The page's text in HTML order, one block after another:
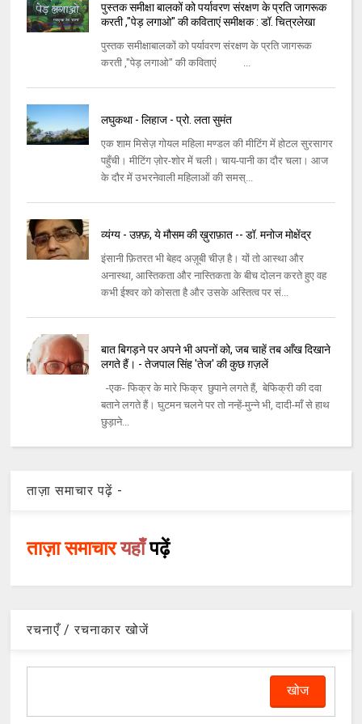
पुस्तक समीक्षा बालकों को पर्यावरण संरक्षण के प्रति जागरूक
करती ,"पेड़ लगाओ" की कविताएं समीक्षक : डॉ. चित्रलेखा
पुस्तक समीक्षाबालकों को पर्यावरण संरक्षण के प्रति जागरूक
करती ,"पेड़ लगाओ" की कविताएं ...
लघुकथा - लिहाज - प्रो. लता सुमंत
एक शाम मिसेज़ गोयल महिला मण्डल की मीटिंग में होटल सुरसागर
पहुँची। मीटिंग ज़ोर-शोर में चली। चाय-पानी का दौर चला। आज
के दौर में उभरनेवाली महिलाओं की समस्...
व्यंग्य - उफ़्फ़, ये मौसम की ख़ुराफ़ात -- डॉ. मनोज मोक्षेंद्र
इंसानी फ़ितरत भी बेहद अज़ूबी चीज़ है। यों तो आस्था और
अनास्था, आस्तिकता और नास्तिकता के बीच दोलन करते हुए वह
कभी ईश्वर को कोसता है और उसके अस्तित्व पर सं...
बात बिगड़ने पर अपने भी अपनों को, जब चाहें तब आँख दिखाने
लगते हैं। - तेजपाल सिंह 'तेज' की कुछ ग़ज़लें
-एक- फिक्र के मारे फिक्र छुपाने लगते हैं, बेफिक्री की दवा
बताने लगते हैं। घुटमन चलने पर तो नन्हें-मुन्ने भी, दादी-माँ से हाथ
छुड़ाने...
ताज़ा समाचार पढ़ें -
ताज़ा समाचारयहाँपढ़ें
रचनाएँ / रचनाकार खोजें